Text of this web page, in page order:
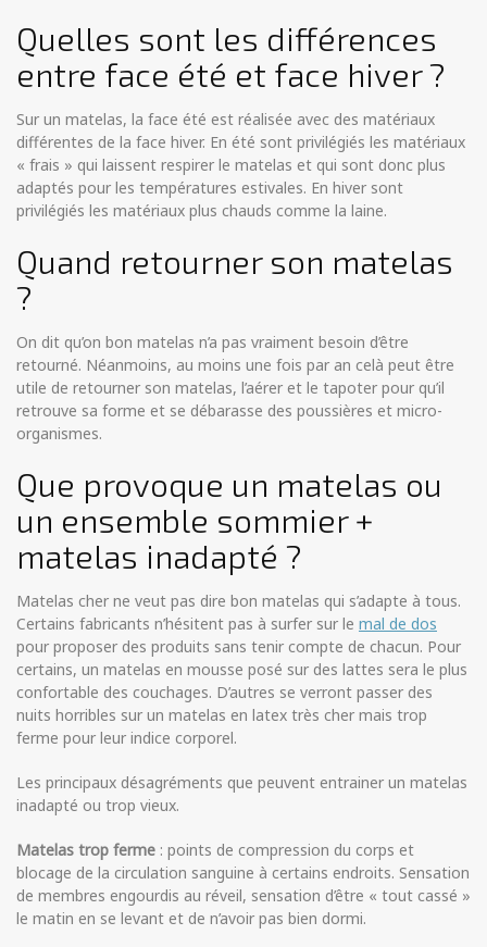
Quelles sont les différences
entre face été et face hiver ?
Sur un matelas, la face été est réalisée avec des matériaux
différentes de la face hiver. En été sont privilégiés les matériaux
« frais » qui laissent respirer le matelas et qui sont donc plus
adaptés pour les températures estivales. En hiver sont
privilégiés les matériaux plus chauds comme la laine.
Quand retourner son matelas
?
On dit qu’on bon matelas n’a pas vraiment besoin d’être
retourné. Néanmoins, au moins une fois par an celà peut être
utile de retourner son matelas, l’aérer et le tapoter pour qu’il
retrouve sa forme et se débarasse des poussières et micro-
organismes.
Que provoque un matelas ou
un ensemble sommier +
matelas inadapté ?
Matelas cher ne veut pas dire bon matelas qui s’adapte à tous.
Certains fabricants n’hésitent pas à surfer sur le mal de dos
pour proposer des produits sans tenir compte de chacun. Pour
certains, un matelas en mousse posé sur des lattes sera le plus
confortable des couchages. D’autres se verront passer des
nuits horribles sur un matelas en latex très cher mais trop
ferme pour leur indice corporel.
Les principaux désagréments que peuvent entrainer un matelas
inadapté ou trop vieux.
Matelas trop ferme : points de compression du corps et
blocage de la circulation sanguine à certains endroits. Sensation
de membres engourdis au réveil, sensation d’être « tout cassé »
le matin en se levant et de n’avoir pas bien dormi.